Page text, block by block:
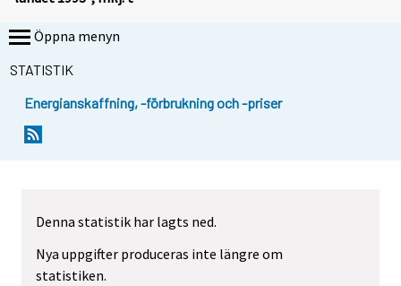
Öppna menyn
STATISTIK
Energianskaffning, -förbrukning och -priser
Denna statistik har lagts ned.
Nya uppgifter produceras inte längre om
statistiken.